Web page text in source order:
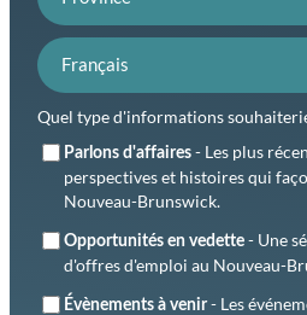
Préférence de langue
Quel type d'informations
Parlons d'affaires - Les plus
perspectives et histoires qui
Nouveau-Brunswick.
Opportunités en vedette - Une
d'offres d'emploi au Nouveau-
Évènements à venir - Les